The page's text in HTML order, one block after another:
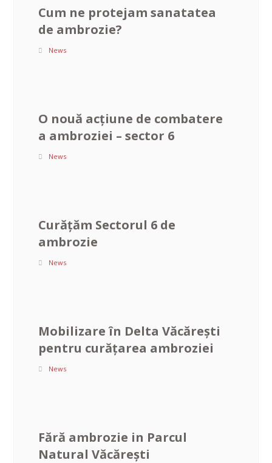
Cum ne protejam sanatatea
de ambrozie?
News
O nouă acțiune de combatere
a ambroziei – sector 6
News
Curățăm Sectorul 6 de
ambrozie
News
Mobilizare în Delta Văcărești
pentru curățarea ambroziei
News
Fără ambrozie in Parcul
Natural Văcărești